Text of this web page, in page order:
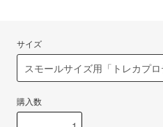
サイズ
購入数